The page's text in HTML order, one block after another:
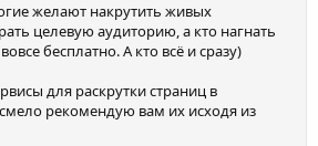
желают накрутить живых
целевую аудиторию, а кто нагнать
бесплатно. А кто всё и сразу)
для раскрутки страниц в
рекомендую вам их исходя из